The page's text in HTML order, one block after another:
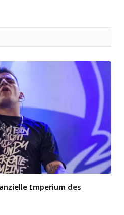
Imperium des